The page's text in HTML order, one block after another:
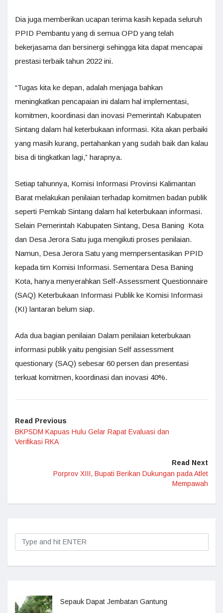
Dia juga memberikan ucapan terima kasih kepada seluruh
PPID Pembantu yang di semua OPD yang telah
bekerjasama dan bersinergi sehingga kita dapat mencapai
prestasi terbaik tahun 2022 ini.
“Tugas kita ke depan, adalah menjaga bahkan
meningkatkan pencapaian ini dalam hal implementasi,
komitmen, koordinasi dan inovasi Pemerintah Kabupaten
Sintang dalam hal keterbukaan informasi. Kita akan perbaiki
yang masih kurang, pertahankan yang sudah baik dan kalau
bisa di tingkatkan lagi,” harapnya.
Setiap tahunnya, Komisi Informasi Provinsi Kalimantan
Barat melakukan penilaian terhadap komitmen badan publik
seperti Pemkab Sintang dalam hal keterbukaan informasi.
Selain Pemerintah Kabupaten Sintang, Desa Baning Kota
dan Desa Jerora Satu juga mengikuti proses penilaian.
Namun, Desa Jerora Satu yang mempersentasikan PPID
kepada tim Komisi Informasi. Sementara Desa Baning
Kota, hanya menyerahkan Self-Assessment Questionnaire
(SAQ) Keterbukaan Informasi Publik ke Komisi Informasi
(KI) lantaran belum siap.
Ada dua bagian penilaian Dalam penilaian keterbukaan
informasi publik yaitu pengisian Self assessment
questionary (SAQ) sebesar 60 persen dan presentasi
terkuat komitmen, koordinasi dan inovasi 40%.
Read Previous
BKPSDM Kapuas Hulu Gelar Rapat Evaluasi dan
Verifikasi RKA
Read Next
Porprov XIII, Bupati Berikan Dukungan pada Atlet
Mempawah
Sepauk Dapat Jembatan Gantung